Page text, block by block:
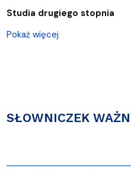
Studia drugiego stopnia
Pokaż więcej
SŁOWNICZEK